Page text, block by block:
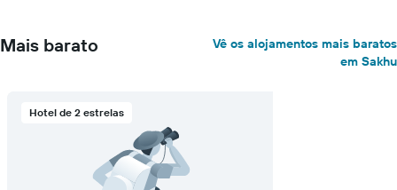
Mais barato
Vê os alojamentos mais baratos
em Sakhu
Hotel de 2 estrelas